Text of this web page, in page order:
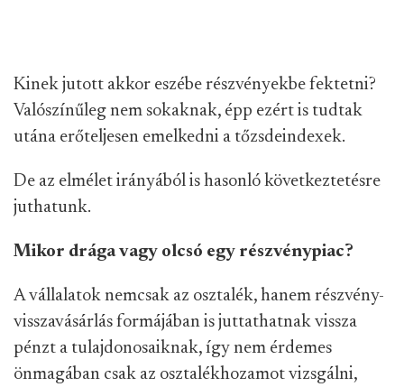
Kinek jutott akkor eszébe részvényekbe fektetni?
Valószínűleg nem sokaknak, épp ezért is tudtak
utána erőteljesen emelkedni a tőzsdeindexek.
De az elmélet irányából is hasonló következtetésre
juthatunk.
Mikor drága vagy olcsó egy részvénypiac?
A vállalatok nemcsak az osztalék, hanem részvény-
visszavásárlás formájában is juttathatnak vissza
pénzt a tulajdonosaiknak, így nem érdemes
önmagában csak az osztalékhozamot vizsgálni,